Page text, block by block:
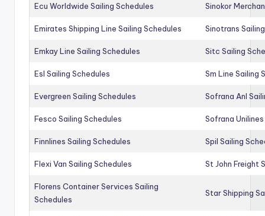
Ecu Worldwide Sailing Schedules Sinokor
Emirates Shipping Line Sailing Schedules Sinotrans
Emkay Line Sailing Schedules Sitc Sailing
Esl Sailing Schedules Sm Line Sailing
Evergreen Sailing Schedules Sofrana Anl
Fesco Sailing Schedules Sofrana
Finnlines Sailing Schedules Spil Sailing
Flexi Van Sailing Schedules St John Freight
Florens Container Services Sailing
Schedules
Star Shipping